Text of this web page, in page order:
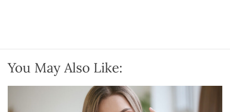
You May Also Like: